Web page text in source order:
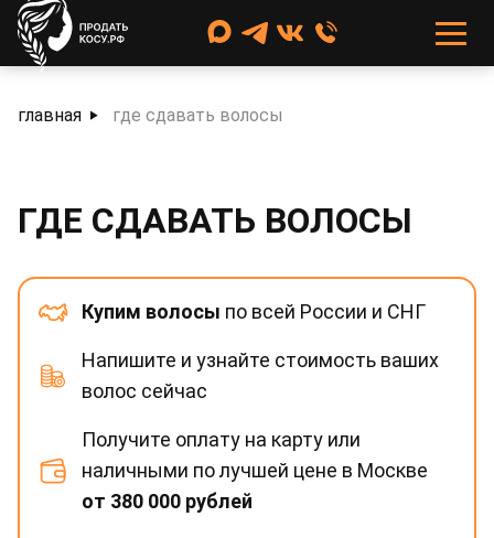
главная где сдавать волосы
ГДЕ СДАВАТЬ ВОЛОСЫ
Купим волосы по всей России и СНГ
Напишите и узнайте стоимость ваших
волос сейчас
Получите оплату на карту или
наличными по лучшей цене в Москве
от 380 000 рублей